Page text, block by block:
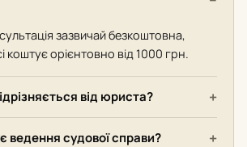
зазвичай безкоштовна,
коштує орієнтовно від 1000 грн.
від юриста?
ведення судової справи?